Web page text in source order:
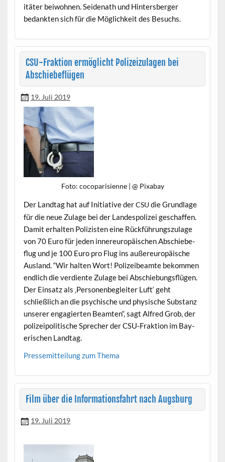
itäter bei­wohnen. Sei­de­nath und Hin­ters­berg­er
bedank­ten sich für die Möglichkeit des Besuchs.
CSU-Fraktion ermöglicht Polizeizulagen bei
Abschiebeflügen
19. Juli 2019
Foto: coco­parisi­enne | @ Pixabay
Der Land­tag hat auf Ini­tia­tive derCSUdie Grund­lage
für die neue Zulage bei der Lan­despolizei geschaf­fen.
Damit erhal­ten Polizis­ten eine Rück­führungszu­lage
von 70 Euro für jeden innereu­ropäis­chen Abschiebe­
flug und je 100 Euro pro Flug ins außereu­ropäis­che
Aus­land. “Wir hal­ten Wort! Polizeibeamte bekom­men
endlich die ver­di­ente Zulage bei Abschiebungs­flü­gen.
Der Ein­satz als ‚Per­so­n­en­be­gleit­er Luft‘ geht
schließlich an die psy­chis­che und physis­che Sub­stanz
unser­er engagierten Beamten“, sagt Alfred Grob, der
polizeipoli­tis­che Sprech­er der CSU-Frak­tion im Bay­
erischen Landtag.
Pressemit­teilung zum Thema
Film über die Informationsfahrt nach Augsburg
19. Juli 2019